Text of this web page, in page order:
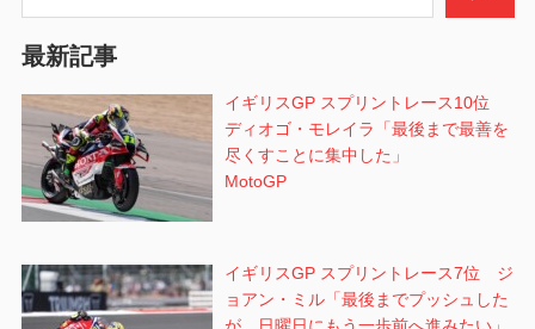
ン
最新記事
イギリスGP スプリントレース10位
ディオゴ・モレイラ「最後まで最善を
尽くすことに集中した」
MotoGP
イギリスGP スプリントレース7位 ジ
ョアン・ミル「最後までプッシュした
が、日曜日にもう一歩前へ進みたい」